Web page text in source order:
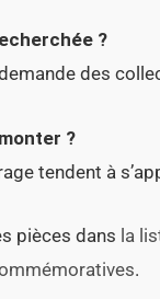
?
des
?
tendent à
pièces dans la
.